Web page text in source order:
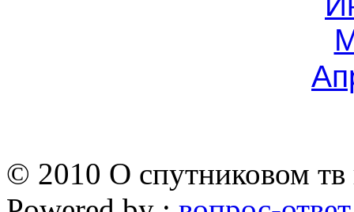
© 2010 О спутниковом тв